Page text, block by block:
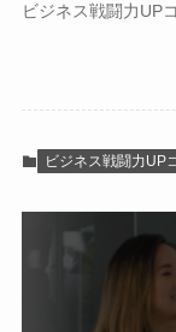
ビジネス戦闘力UP
ビジネス戦闘力UP